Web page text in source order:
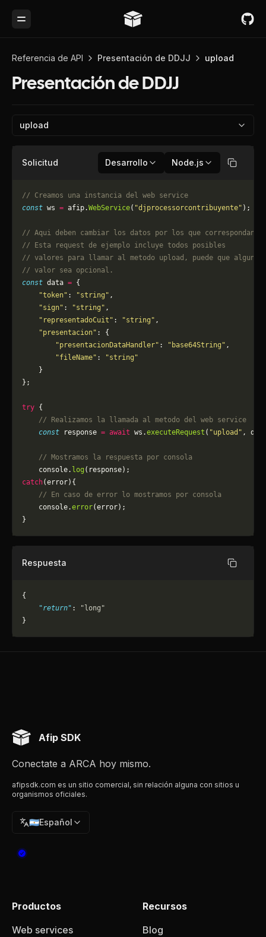
Toggle Menu
Referencia de API Presentación de DDJJ upload
Presentación de DDJJ
upload
Solicitud Desarrollo Node.js Copiar
// Creamos una instancia del web service
const ws = afip.WebService( "djprocessorcontribuyente" );
// Aqui deben cambiar los datos por los que correspondan.
// Esta request de ejemplo incluye todos posibles
// valores para llamar al metodo upload, puede que algun
// valor sea opcional.
const data = {
    "token"
: "string" ,
    "sign"
: "string" ,
    "representadoCuit"
: "string" ,
    "presentacion"
: {
        "presentacionDataHandler"
: "base64String" ,
        "fileName"
:
"string"
    }
};
try {
    // Realizamos la llamada al metodo del web service
    const
response = await ws.executeRequest ( "upload" ,
    // Mostramos la respuesta por consola
    console.
log (response);
catch(error){
    // En caso de error lo mostramos por consola
	console.
error(error);
}
Respuesta Copiar
{
    "return"
:
"long"
}
Afip SDK
Conectate a ARCA hoy mismo.
afipsdk.com es un sitio comercial, sin relación alguna con sitios u
organismos oficiales.
🇦🇷Español
Productos
Web services
Recursos
Blog